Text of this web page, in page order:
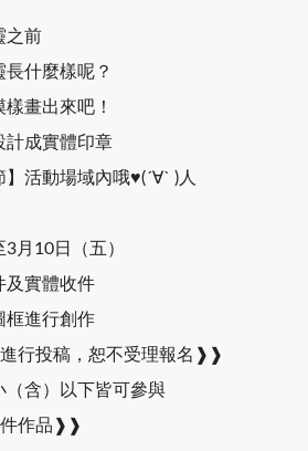
之前
什麼樣呢？
畫出來吧！
計成實體印章
活動場域內哦♥(´∀` )人
月10日（五）
及實體收件
框進行創作
投稿，恕不受理報名❱❱
（含）以下皆可參與
作品❱❱